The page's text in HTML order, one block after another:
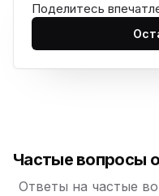
ю
Юмедиа на
Юмедиа на
Поделитесь
Частые вопросы
Ответы на частые